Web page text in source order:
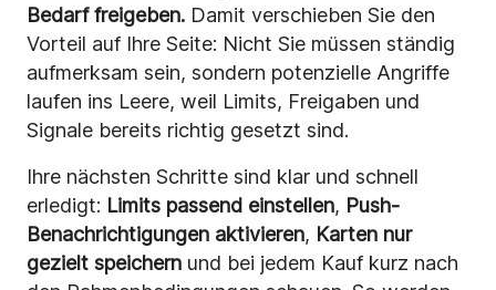
Bedarf freigeben. Damit verschieben Sie den
Vorteil auf Ihre Seite: Nicht Sie müssen ständig
aufmerksam sein, sondern potenzielle Angriffe
laufen ins Leere, weil Limits, Freigaben und
Signale bereits richtig gesetzt sind.
Ihre nächsten Schritte sind klar und schnell
erledigt: Limits passend einstellen, Push-
Benachrichtigungen aktivieren, Karten nur
gezielt speichern und bei jedem Kauf kurz nach